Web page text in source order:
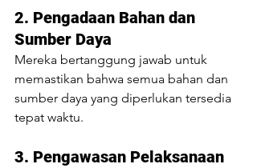
2. Pengadaan Bahan dan
Sumber Daya
Mereka bertanggung jawab untuk
memastikan bahwa semua bahan dan
sumber daya yang diperlukan tersedia
tepat waktu.
3. Pengawasan Pelaksanaan